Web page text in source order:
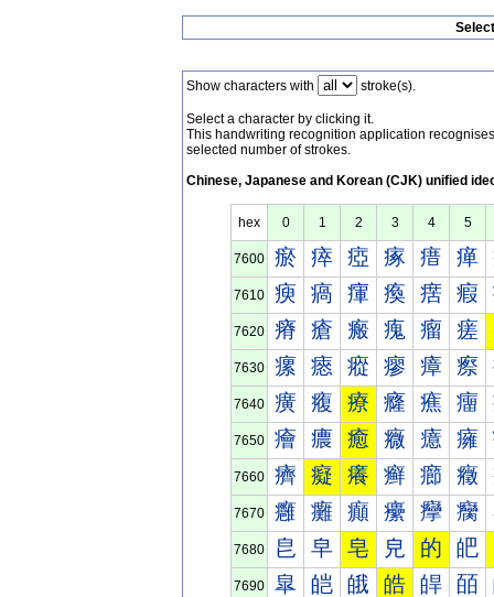
Show characters with stroke(s).
Select a character by clicking it.
This handwriting recognition application
selected number of strokes.
Chinese, Japanese and Korean (CJK) unified
hex 0 1 2 3 4 5
7600 瘀 瘁 瘂 瘃 瘄 瘅
7610 瘐 瘑 瘒 瘓 瘔 瘕
7620 瘠 瘡 瘢 瘣 瘤 瘥
7630 瘰 瘱 瘲 瘳 瘴 瘵
7640 癀 癁 療 癃 癄 癅
7650 癐 癑 癒 癓 癔 癕
7660 癠 癡 癢 癣 癤 癥
7670 癰 癱 癲 癳 癴 癵
7680 皀 皁 皂 皃 的 皅
7690 皐 皑 皒 皓 皔 皕